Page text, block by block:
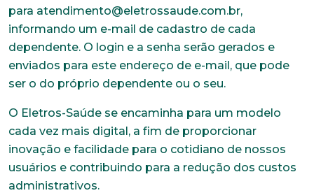
para atendimento@eletrossaude.com.br,
informando um e-mail de cadastro de cada
dependente. O login e a senha serão gerados e
enviados para este endereço de e-mail, que pode
ser o do próprio dependente ou o seu.
O Eletros-Saúde se encaminha para um modelo
cada vez mais digital, a fim de proporcionar
inovação e facilidade para o cotidiano de nossos
usuários e contribuindo para a redução dos custos
administrativos.